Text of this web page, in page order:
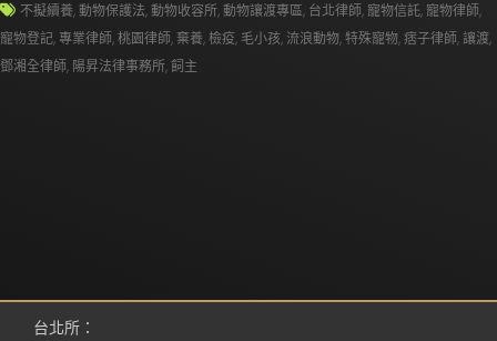
不擬續養,動物保護法,動物收容所,動物讓渡專區, 台北律師, 寵物信託, 寵物律師,
寵物登記,專業律師,桃園律師, 棄養,檢疫, 毛小孩, 流浪動物,特殊寵物,痞子律師,讓渡,
鄧湘全律師, 陽昇法律事務所,飼主
台北所：